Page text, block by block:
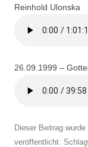
Reinhold Ulonska
26.09.1999 –
Dieser Beitrag wurde
veröffentlicht.